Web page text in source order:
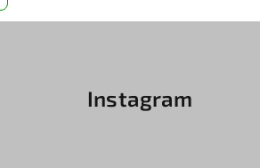
Instagram